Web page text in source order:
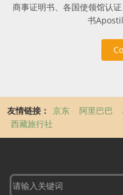
商事证明书、各国使领馆认
书
友情链接： 京东 阿里巴巴
西藏旅行社